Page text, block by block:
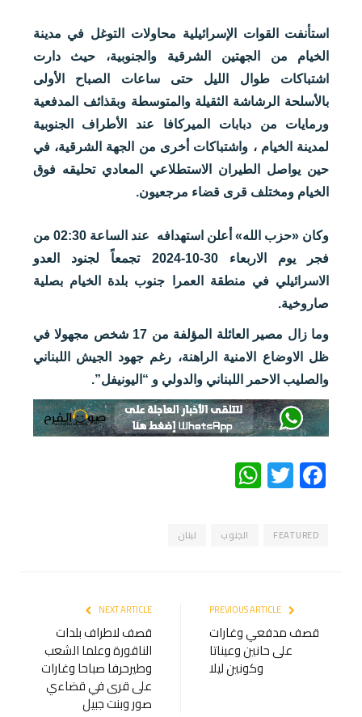
استأنفت القوات الإسرائيلية محاولات التوغل في مدينة
الخيام من الجهتين الشرقية والجنوبية، حيث دارت
اشتباكات طوال الليل حتى ساعات الصباح الأولى
بالأسلحة الرشاشة الثقيلة والمتوسطة وبقذائف المدفعية
ورمايات من دبابات الميركافا عند الأطراف الجنوبية
لمدينة الخيام ، واشتباكات أخرى من الجهة الشرقية، في
حين يواصل الطيران الاستطلاعي المعادي تحليقه فوق
الخيام ومختلف قرى قضاء مرجعيون.
وكان «حزب الله» أعلن استهدافه عند الساعة 02:30 من
فجر يوم الاربعاء 30-10-2024 ‏تجمعاً لجنود العدو
الاسرائيلي في منطقة العمرا جنوب بلدة الخيام بصلية
صاروخية.
وما زال مصير العائلة المؤلفة من 17 شخص مجهولا في
ظل الاوضاع الامنية الراهنة، رغم جهود الجيش اللبناني
والصليب الاحمر اللبناني والدولي و “اليونيفل”.
Facebook
Twitter
WhatsApp
FEATURED الجنوب لبنان
قصف مدفعي وغارات
على حانين وعيناتا
وكونين ليلا
NEXT ARTICLE
قصف لاطراف بلدات
الناقورة وعلما الشعب
وطيرحرفا صباحا وغارات
على قرى في قضاءي
صور وبنت جبيل